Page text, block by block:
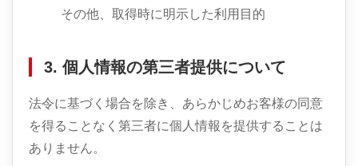
その他、取得時に明示した利用目的
3. 個人情報の第三者提供について
法令に基づく場合を除き、あらかじめお客様の同意
を得ることなく第三者に個人情報を提供することは
ありません。